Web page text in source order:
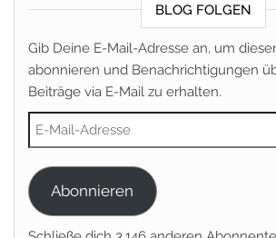
BLOG FOLGEN
Gib Deine E-Mail-Adresse an, um
abonnieren und Benachrichtigungen
Beiträge via E-Mail zu erhalten.
E-Mail-Adresse
Abonnieren